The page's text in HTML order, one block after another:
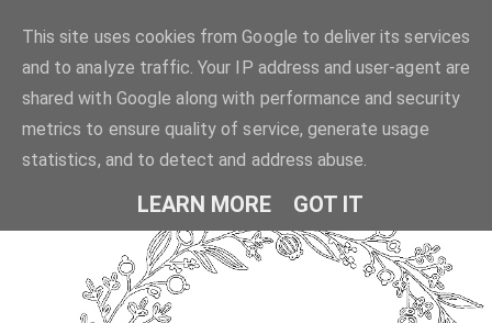
This site uses cookies from Google to deliver its services
and to analyze traffic. Your IP address and user-agent are
shared with Google along with performance and security
metrics to ensure quality of service, generate usage
statistics, and to detect and address abuse.
LEARN MORE GOT IT